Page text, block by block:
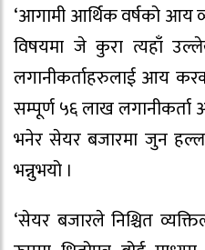
‘आगामी आर्थिक वर्षको आय
विषयमा जे कुरा त्यहाँ
लगानीकर्ताहरुलाई आय
सम्पूर्ण ५६ लाख
भनेर सेयर बजारमा जुन
भन्नुभयो ।
‘सेयर बजारले निश्चित